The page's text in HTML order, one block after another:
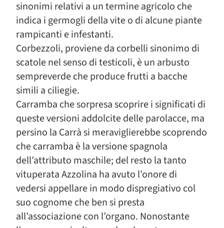
sinonimi relativi a un termine agricolo che
indica i germogli della vite o di alcune piante
rampicanti e infestanti.
Corbezzoli, proviene da corbelli sinonimo di
scatole nel senso di testicoli, è un arbusto
sempreverde che produce frutti a bacche
simili a ciliegie.
Carramba che sorpresa scoprire i significati di
queste versioni addolcite delle parolacce, ma
persino la Carrà si meraviglierebbe scoprendo
che carramba è la versione spagnola
dell’attributo maschile; del resto la tanto
vituperata Azzolina ha avuto l’onore di
vedersi appellare in modo dispregiativo col
suo cognome che ben si presta
all’associazione con l’organo. Nonostante